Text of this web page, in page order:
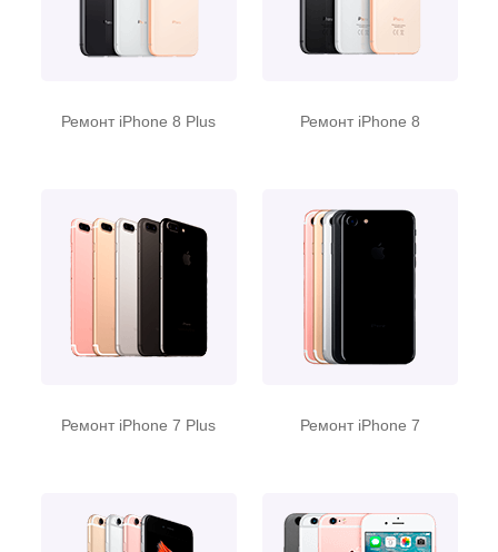
Ремонт iPhone 8 Plus Ремонт iPhone 8
Ремонт iPhone 7 Plus Ремонт iPhone 7